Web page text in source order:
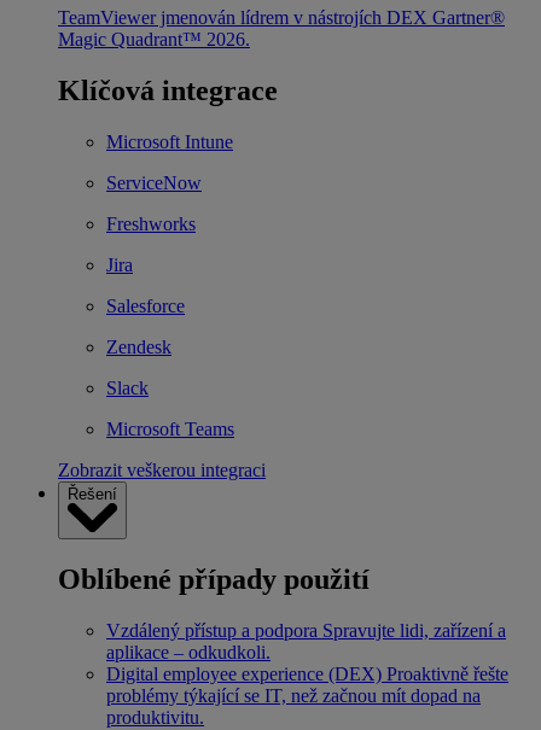
TeamViewer jmenován lídrem v nástrojích DEX Gartner®
Magic Quadrant™ 2026.
Klíčová integrace
Microsoft Intune
ServiceNow
Freshworks
Jira
Salesforce
Zendesk
Slack
Microsoft Teams
Zobrazit veškerou integraci
Řešení
Oblíbené případy použití
Vzdálený přístup a podpora Spravujte lidi, zařízení a
aplikace – odkudkoli.
Digital employee experience (DEX) Proaktivně řešte
problémy týkající se IT, než začnou mít dopad na
produktivitu.